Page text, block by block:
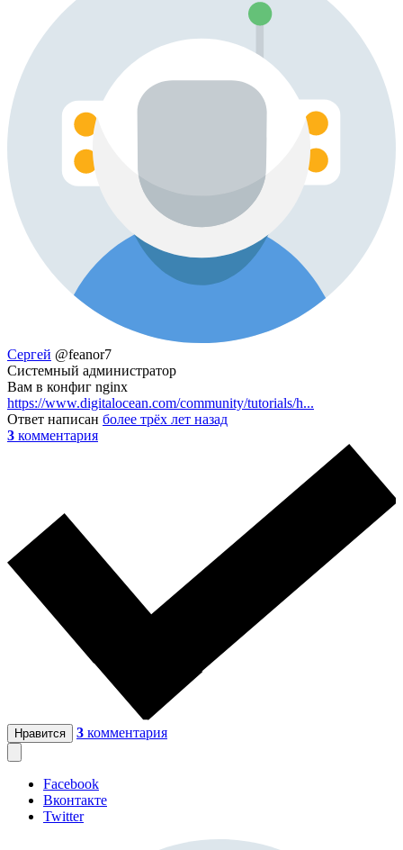
Сергей @feanor7
Системный администратор
Вам в конфиг nginx
https://www.digitalocean.com/community/tutorials/h...
Ответ написан более трёх лет назад
3 комментария
Нравится 3 комментария
Facebook
Вконтакте
Twitter